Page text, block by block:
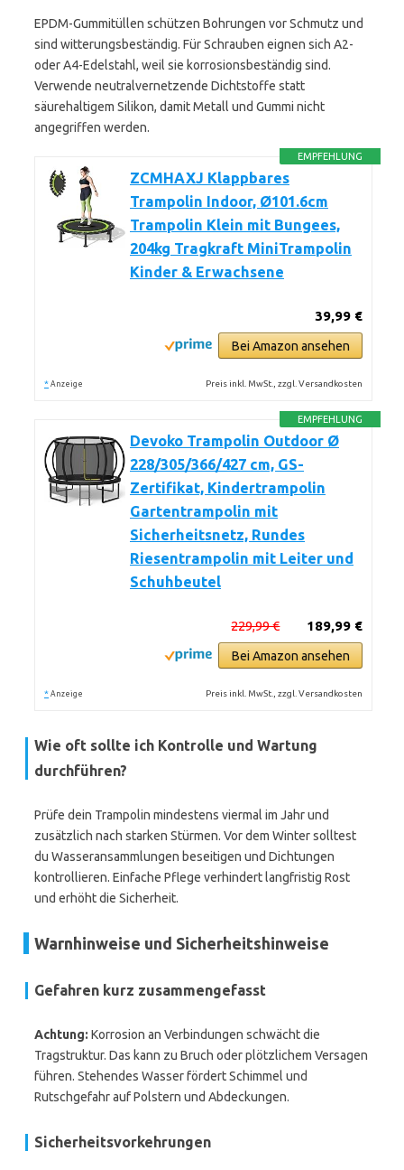
EPDM-Gummitüllen schützen Bohrungen vor Schmutz und
sind witterungsbeständig. Für Schrauben eignen sich A2-
oder A4-Edelstahl, weil sie korrosionsbeständig sind.
Verwende neutralvernetzende Dichtstoffe statt
säurehaltigem Silikon, damit Metall und Gummi nicht
angegriffen werden.
EMPFEHLUNG
ZCMHAXJ Klappbares
Trampolin Indoor, Ø101.6cm
Trampolin Klein mit Bungees,
204kg Tragkraft MiniTrampolin
Kinder & Erwachsene
39,99 €
Bei Amazon ansehen
* Anzeige Preis inkl. MwSt., zzgl. Versandkosten
EMPFEHLUNG
Devoko Trampolin Outdoor Ø
228/305/366/427 cm, GS-
Zertifikat, Kindertrampolin
Gartentrampolin mit
Sicherheitsnetz, Rundes
Riesentrampolin mit Leiter und
Schuhbeutel
189,99 €
229,99 €
Bei Amazon ansehen
* Anzeige Preis inkl. MwSt., zzgl. Versandkosten
Wie oft sollte ich Kontrolle und Wartung
durchführen?
Prüfe dein Trampolin mindestens viermal im Jahr und
zusätzlich nach starken Stürmen. Vor dem Winter solltest
du Wasseransammlungen beseitigen und Dichtungen
kontrollieren. Einfache Pflege verhindert langfristig Rost
und erhöht die Sicherheit.
Warnhinweise und Sicherheitshinweise
Gefahren kurz zusammengefasst
Achtung: Korrosion an Verbindungen schwächt die
Tragstruktur. Das kann zu Bruch oder plötzlichem Versagen
führen. Stehendes Wasser fördert Schimmel und
Rutschgefahr auf Polstern und Abdeckungen.
Sicherheitsvorkehrungen